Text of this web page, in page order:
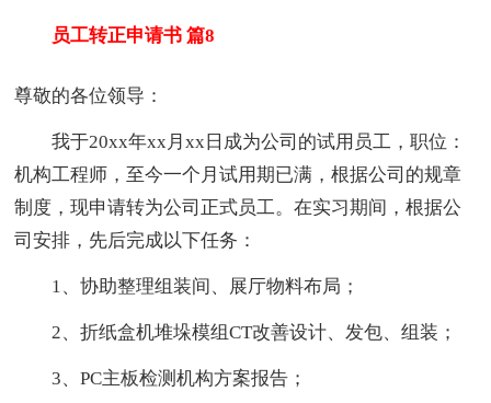
员工转正申请书 篇8
尊敬的各位领导：
我于20xx年xx月xx日成为公司的试用员工，职位：
机构工程师，至今一个月试用期已满，根据公司的规章
制度，现申请转为公司正式员工。在实习期间，根据公
司安排，先后完成以下任务：
1、协助整理组装间、展厅物料布局；
2、折纸盒机堆垛模组CT改善设计、发包、组装；
3、PC主板检测机构方案报告；